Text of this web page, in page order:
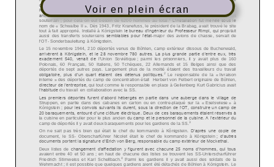
Voir en plein écran